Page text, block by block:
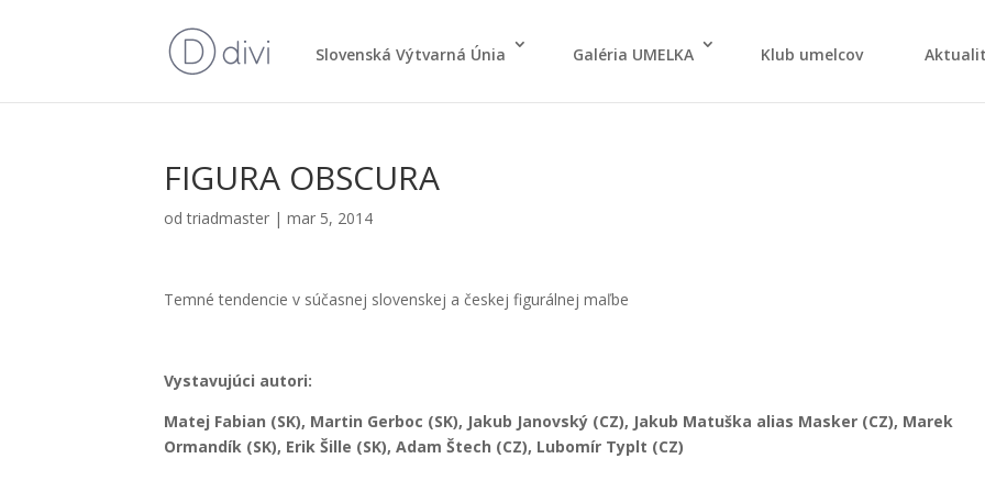
Slo­ven­ská Výtvar­ná Únia Galé­ria UMELKA Klub umel­cov
FIGURA OBSCURA
odtriadmaster |mar 5, 2014
Tem­né ten­den­cie v súčas­nej slo­ven­skej a čes­kej figu­rál­nej maľ­be
Vysta­vu­jú­ci auto­ri:
Matej Fabian (SK), Mar­tin Ger­boc (SK), Jakub Janov­ský (CZ), Jakub Matuš­ka alias Mas­ker (CZ), Marek
Orman­dík (SK), Erik Šil­le (SK), Adam Štech (CZ), Lubo­mír Typlt (CZ)